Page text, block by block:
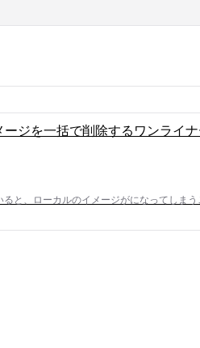
ージを一括で削除するワンライナ
と、ローカルのイメージがになってしま